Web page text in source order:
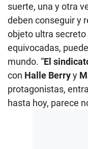
suerte, una y otra
deben conseguir y
objeto ultra secreto
equivocadas,
mundo. “El
con Halle Berryy
protagonistas,
hasta hoy, parece